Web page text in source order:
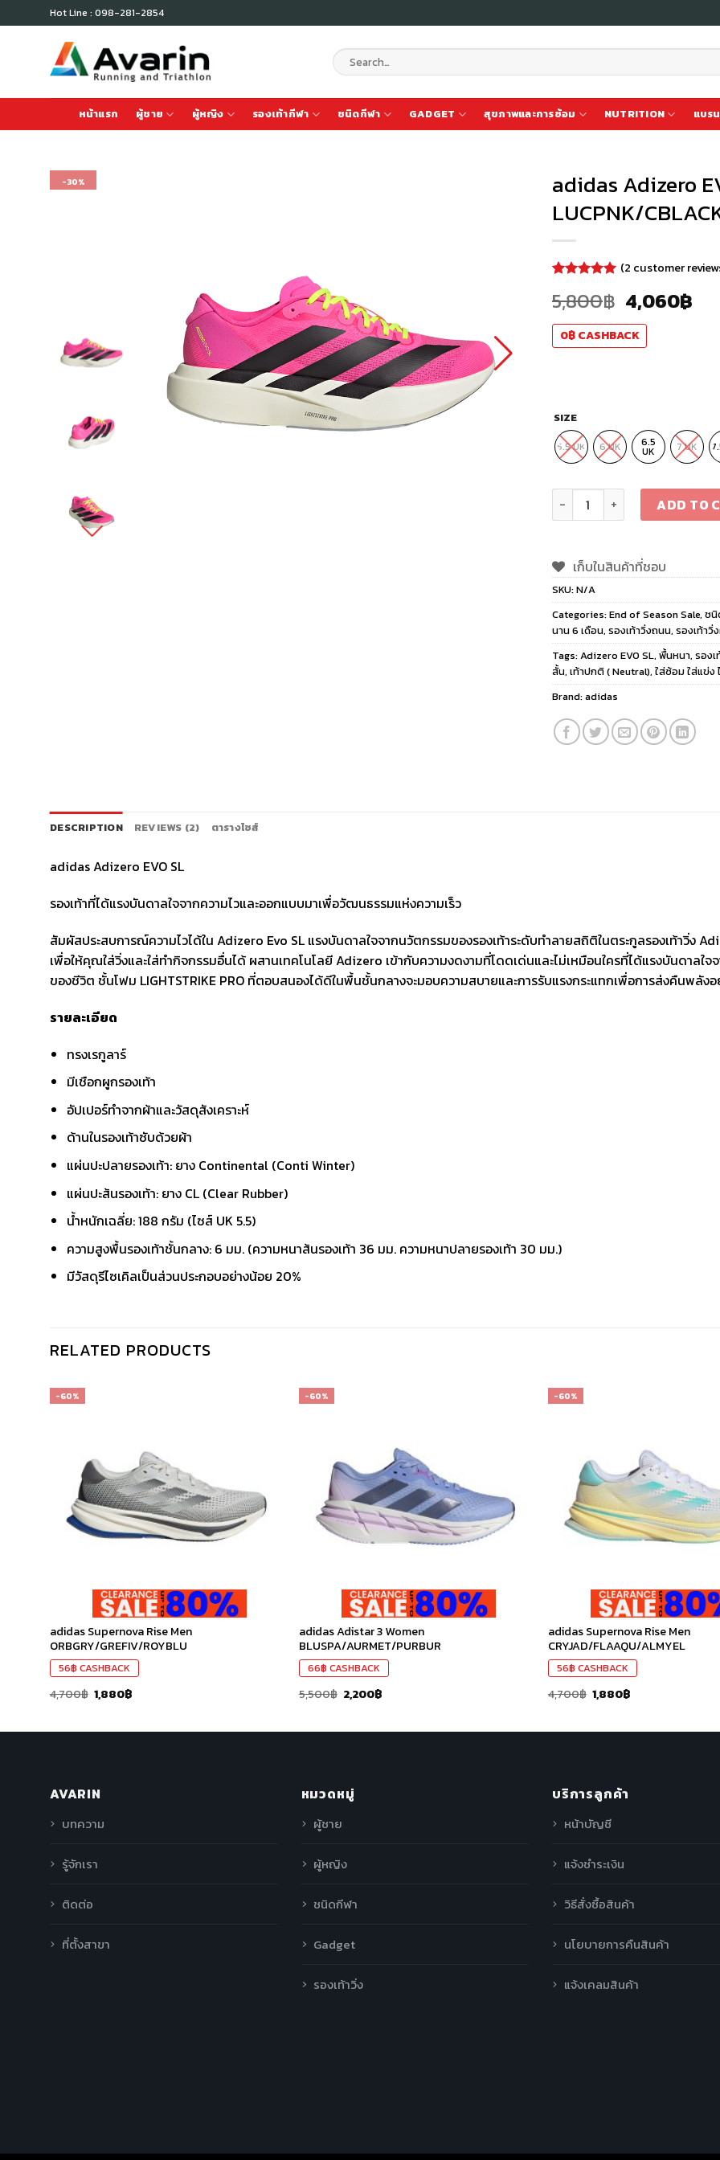
to
Hot Line : 098-281-2854
Search
for:
หน้าแรก ผู้ชาย ผู้หญิง รองเท้ากีฬา ชนิดกีฬา GADGET สุขภาพและการซ้อม NUTRITION แบร
-30%
adidas Adizero
LUCPNK/
out of 5
based on
customer
ratings
(2 customer
5,800฿ 4,060฿
0฿CASHBACK
SIZE
5.5 UK 6 UK 6.5
UK 7 UK
adidas Adizero EVO SL
ADD TO
เก็บในสินค้าที่ชอบ
SKU:N/A
Categories:End of Season Sale, ชนิ
นาน 6 เดือน, รองเท้าวิ่งถนน, รองเท้า
Tags:Adizero EVO SL, พื้นหนา, รองเ
สั้น, เท้าปกติ ( Neutral), ใส่ซ้อม ใส่แข่ง
Brand:adidas
DESCRIPTION REVIEWS (2) ตารางไซส์
adidas Adizero EVO SL
รองเท้าที่ได้แรงบันดาลใจจากความไวและออกแบบมาเพื่อวัฒนธรรมแห่งความเร็ว
สัมผัสประสบการณ์ความไวได้ใน Adizero Evo SL แรงบันดาลใจจากนวัตกรรมของรองเท้าระดับทำลายสถิติในตระกูลรองเท้าวิ่ง
เพื่อให้คุณใส่วิ่งและใส่ทำกิจกรรมอื่นได้ ผสานเทคโนโลยี Adizero เข้ากับความงดงามที่โดดเด่นและไม่เหมือนใครที่ได้แรงบันดาลใ
ของชีวิต ชั้นโฟม LIGHTSTRIKE PRO ที่ตอบสนองได้ดีในพื้นชั้นกลางจะมอบความสบายและการรับแรงกระแทกเพื่อการส่งคืนพลัง
รายละเอียด
ทรงเรกูลาร์
มีเชือกผูกรองเท้า
อัปเปอร์ทำจากผ้าและวัสดุสังเคราะห์
ด้านในรองเท้าซับด้วยผ้า
แผ่นปะปลายรองเท้า: ยาง Continental (Conti Winter)
แผ่นปะส้นรองเท้า: ยาง CL (Clear Rubber)
น้ำหนักเฉลี่ย: 188 กรัม (ไซส์ UK 5.5)
ความสูงพื้นรองเท้าชั้นกลาง: 6 มม. (ความหนาส้นรองเท้า 36 มม. ความหนาปลายรองเท้า 30 มม.)
มีวัสดุรีไซเคิลเป็นส่วนประกอบอย่างน้อย 20%
RELATED PRODUCTS
-60%
adidas Supernova Rise Men
ORBGRY/GREFIV/ROYBLU
56฿ CASHBACK
4,700฿ 1,880฿
-60%
adidas Adistar 3 Women
BLUSPA/AURMET/PURBUR
66฿ CASHBACK
5,500฿ 2,200฿
-60%
adidas Supernova Rise Men
CRYJAD/FLAAQU/ALMYEL
56฿ CASHBACK
4,700฿ 1,880฿
AVARIN
บทความ
รู้จักเรา
ติดต่อ
ที่ตั้งสาขา
หมวดหมู่
ผู้ชาย
ผู้หญิง
ชนิดกีฬา
Gadget
รองเท้าวิ่ง
บริการลูกค้า
หน้าบัญชี
แจ้งชำระเงิน
วิธีสั่งซื้อสินค้า
นโยบายการคืนสินค้า
แจ้งเคลมสินค้า